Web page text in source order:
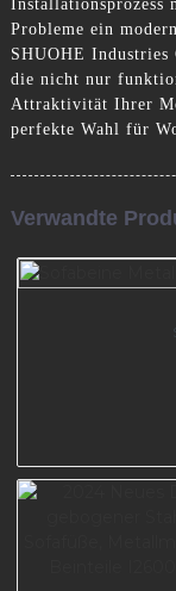
Installationsprozess
Probleme ein
SHUOHE Industries
die nicht nur
Attraktivität Ihrer
perfekte Wahl für
Verwandte